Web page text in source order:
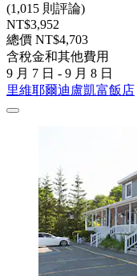
(1,015 則評論)
NT$3,952
總價 NT$4,703
含稅金和其他費用
9 月 7 日 - 9 月 8 日
里維耶爾迪盧凱富飯店